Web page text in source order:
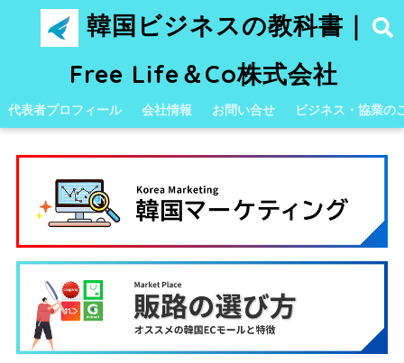
韓国ビジネスの教科書｜
Free Life＆Co株式会社
代表者プロフィール 会社情報 お問い合せ ビジネス・協業の